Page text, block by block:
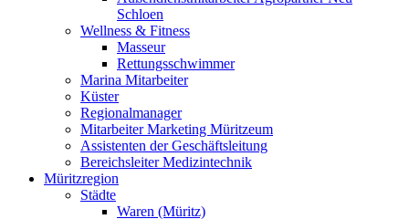
Schloen
Wellness & Fitness
Masseur
Rettungsschwimmer
Marina Mitarbeiter
Küster
Regionalmanager
Mitarbeiter Marketing Müritzeum
Assistenten der Geschäftsleitung
Bereichsleiter Medizintechnik
Müritzregion
Städte
Waren (Müritz)